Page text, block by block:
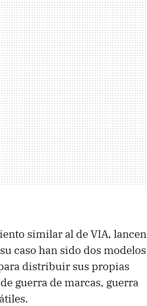
similar al de VIA, lancen
caso han sido dos modelos
distribuir sus propias
guerra de marcas, guerra